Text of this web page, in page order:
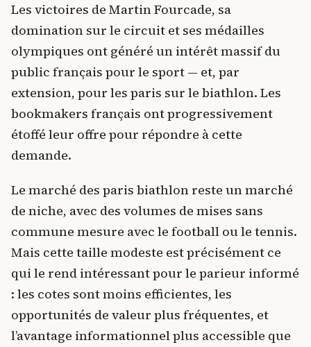
Les victoires de Martin Fourcade, sa
domination sur le circuit et ses médailles
olympiques ont généré un intérêt massif du
public français pour le sport — et, par
extension, pour les paris sur le biathlon. Les
bookmakers français ont progressivement
étoffé leur offre pour répondre à cette
demande.
Le marché des paris biathlon reste un marché
de niche, avec des volumes de mises sans
commune mesure avec le football ou le tennis.
Mais cette taille modeste est précisément ce
qui le rend intéressant pour le parieur informé
: les cotes sont moins efficientes, les
opportunités de valeur plus fréquentes, et
l’avantage informationnel plus accessible que